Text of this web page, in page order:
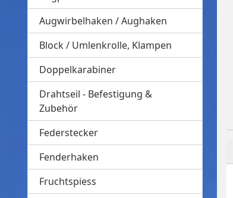
Augwirbelhaken / Aughaken
Block / Umlenkrolle, Klampen
Doppelkarabiner
Drahtseil - Befestigung &
Zubehör
Federstecker
Fenderhaken
Fruchtspiess